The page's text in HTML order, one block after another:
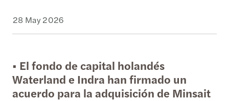
28 May 2026
• El fondo de capital holandés
Waterland e Indra han firmado un
acuerdo para la adquisición de Minsait